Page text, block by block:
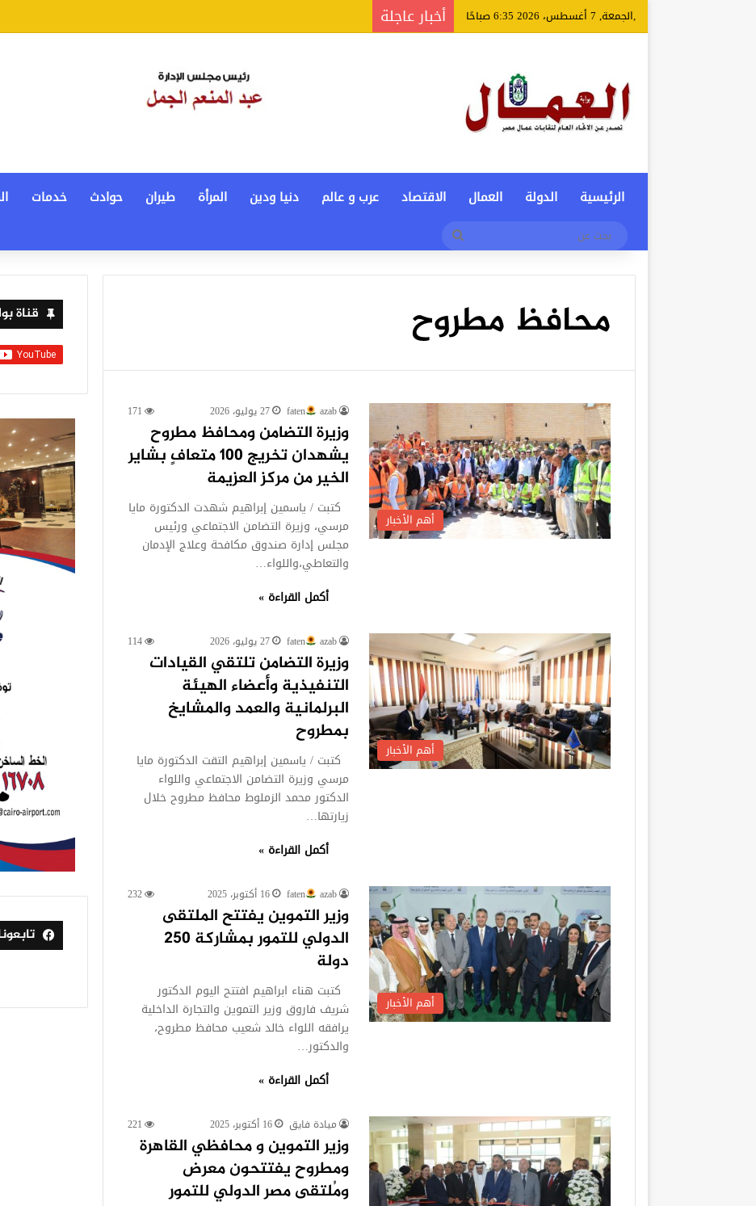
,الجمعة, 7 أغسطس، 2026 6:35 صباحًا أخبار عاجلة
الرئيسية الدولة العمال الاقتصاد عرب و عالم دنيا ودين المرأة طيران حوادث خدمات
محافظ مطروح
أهم الأخبار
faten azab 27 يوليو، 2026 171
وزيرة التضامن ومحافظ مطروح
يشهدان تخريج 100 متعافٍ بشاير
الخير من مركز العزيمة
كتبت / ياسمين إبراهيم شهدت الدكتورة مايا
مرسي، وزيرة التضامن الاجتماعي ورئيس
مجلس إدارة صندوق مكافحة وعلاج الإدمان
والتعاطي،واللواء…
أكمل القراءة »
أهم الأخبار
faten azab 27 يوليو، 2026 114
وزيرة التضامن تلتقي القيادات
التنفيذية وأعضاء الهيئة
البرلمانية والعمد والمشايخ
بمطروح
كتبت / ياسمين إبراهيم التقت الدكتورة مايا
مرسي وزيرة التضامن الاجتماعي واللواء
الدكتور محمد الزملوط محافظ مطروح خلال
زيارتها…
أكمل القراءة »
أهم الأخبار
faten azab 16 أكتوبر، 2025 232
وزير التموين يفتتح الملتقى
الدولي للتمور بمشاركة 250
دولة
كتبت هناء ابراهيم افتتح اليوم الدكتور
شريف فاروق وزير التموين والتجارة الداخلية
يرافقه اللواء خالد شعيب محافظ مطروح،
والدكتور…
أكمل القراءة »
ميادة فايق 16 أكتوبر، 2025 221
وزير التموين و محافظي القاهرة
ومطروح يفتتحون معرض
ومُلتقى مصر الدولي للتمور
قناة